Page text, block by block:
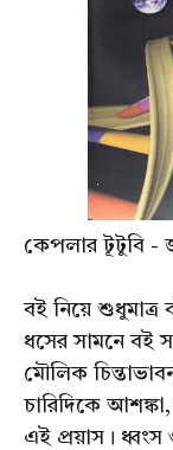
কেপলার টূটুবি -
বই নিয়ে শুধুমাত্র
ধসের সামনে বই
মৌলিক
চারিদিকে
এই প্রয়াস।